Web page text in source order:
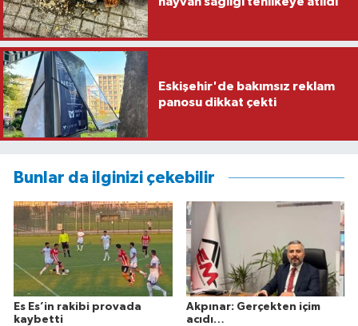
Eskişehir'de bakımsız reklam
panosu dikkat çekti
Bunlar da ilginizi çekebilir
Es Es’in rakibi provada
kaybetti
Akpınar: Gerçekten içim
acıdı…